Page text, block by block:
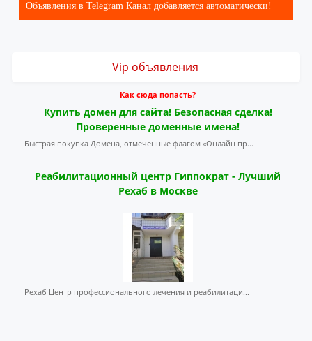
Объявления в Telegram Канал добавляется автоматически!
Vip объявления
Как сюда попасть?
Купить домен для сайта! Безопасная сделка!
Проверенные доменные имена!
Быстрая покупка Домена, отмеченные флагом «Онлайн пр...
Реабилитационный центр Гиппократ - Лучший
Рехаб в Москве
Рехаб Центр профессионального лечения и реабилитаци...